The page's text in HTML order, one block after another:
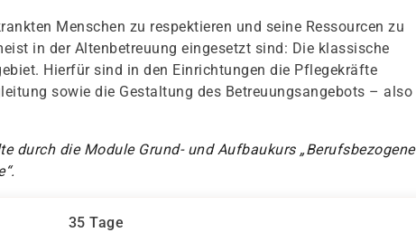
Menschen zu respektieren und seine Ressourcen zu
in der Altenbetreuung eingesetzt sind: Die klassische
Hierfür sind in den Einrichtungen die Pflegekräfte
sowie die Gestaltung des Betreuungsangebots – also
durch die Module Grund- und Aufbaukurs
35 Tage